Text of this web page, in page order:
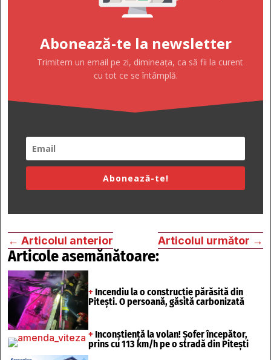
Abonează-te la newsletter
Trimitem un email pe zi, dimineața, ca să fii la curent
cu tot ce se întâmplă.
Abonează-te!
← Articolul anterior Articolul următor →
Articole asemănătoare:
+ Incendiu la o construcție părăsită din
Pitești. O persoană, găsită carbonizată
+ Inconștiență la volan! Șofer începător,
prins cu 113 km/h pe o stradă din Pitești